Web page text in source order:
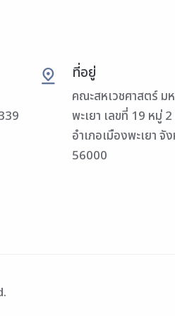
ที่อยู่
คณะสหเวชศาสตร์ ม
พะเยา เลขที่ 19 หมู่
อำเภอเมืองพะเยา จั
56000